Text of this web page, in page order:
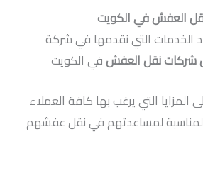
العفش في الكويت
الخدمات التي نقدمها في شركة
شركات نقل العفشفي الكويت
المزايا التي يرغب بها كافة العملاء
المناسبة لمساعدتهم في نقل عفشهم